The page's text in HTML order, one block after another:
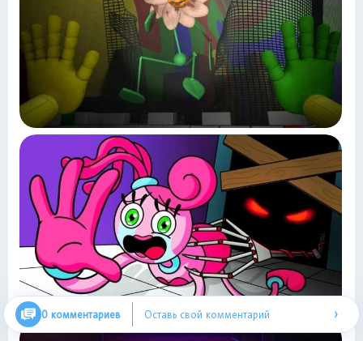
0 комментариев Оставь свой комментарий ›